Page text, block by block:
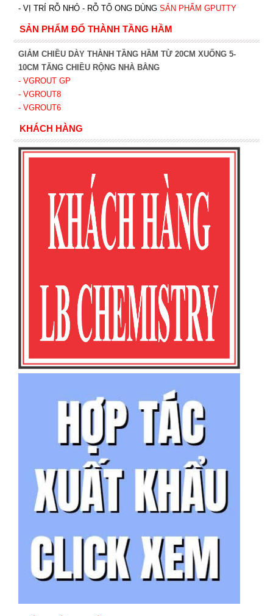
- VỊ TRÍ RỖ NHỎ - RỖ TỔ ONG DÙNG SẢN PHẨM GPUTTY
SẢN PHẨM ĐỔ THÀNH TẦNG HẦM
GIẢM CHIỀU DÀY THÀNH TẦNG HẦM TỪ 20CM XUỐNG 5-
10CM TĂNG CHIỀU RỘNG NHÀ BẰNG
- VGROUT GP
- VGROUT8
- VGROUT6
KHÁCH HÀNG